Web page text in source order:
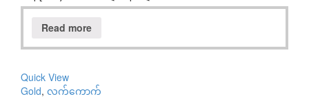
Read more
Quick View
Gold, လက်ကောက်